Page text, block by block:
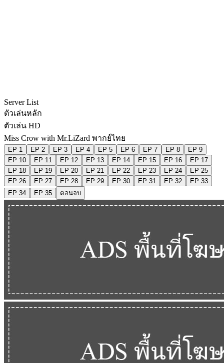
Server List
ตัวเล่นหลัก
ตัวเล่น HD
Miss Crow with Mr.LiZard พากย์ไทย
EP 1 EP 2 EP 3 EP 4 EP 5 EP 6 EP 7 EP 8
EP 9
EP 10
EP 11 EP 12 EP 13 EP 14 EP 15 EP 16
EP 17
EP 18
EP 19 EP 20 EP 21 EP 22 EP 23 EP 24
EP 25
EP 26
EP 27 EP 28 EP 29 EP 30 EP 31 EP 32
EP 33
EP 34
EP 35 ตอนจบ